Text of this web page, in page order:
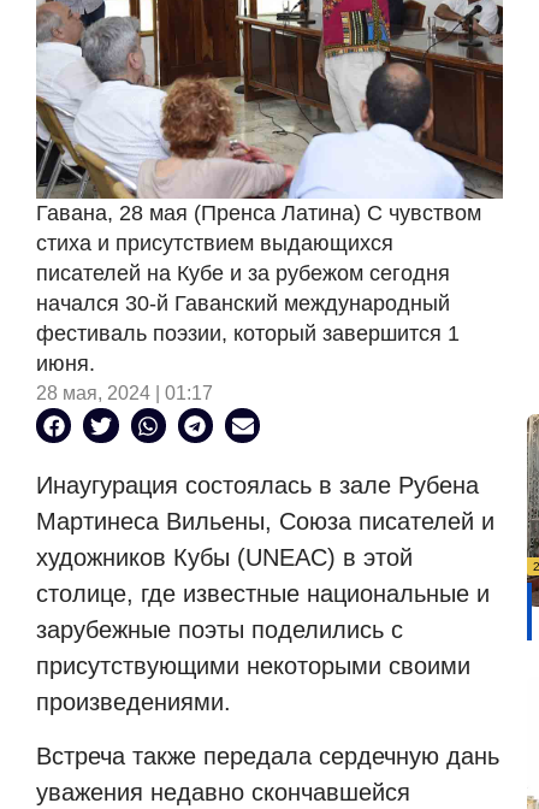
Гавана, 28 мая (Пренса Латина) С чувством
стиха и присутствием выдающихся
писателей на Кубе и за рубежом сегодня
начался 30-й Гаванский международный
фестиваль поэзии, который завершится 1
июня.
28 мая, 2024 | 01:17
Инаугурация состоялась в зале Рубена
Мартинеса Вильены, Союза писателей и
художников Кубы (UNEAC) в этой
столице, где известные национальные и
зарубежные поэты поделились с
присутствующими некоторыми своими
произведениями.
Встреча также передала сердечную дань
уважения недавно скончавшейся